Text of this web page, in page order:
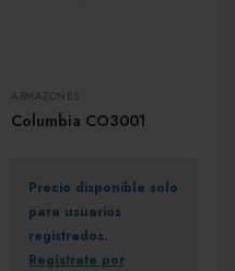
ARMAZONES
Columbia CO3001
Precio disponible solo
para usuarios
registrados.
Regístrate por